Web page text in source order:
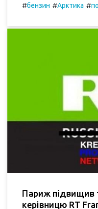
#бензин #Арктика #
Париж підвищив
керівницю RT